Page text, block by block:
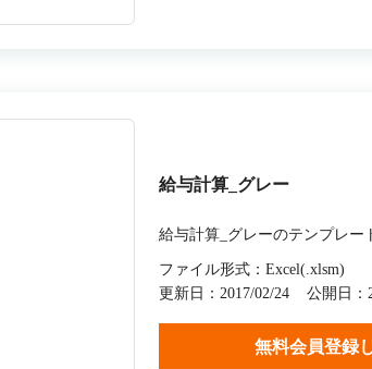
給与計算_グレー
給与計算_グレーのテンプレー
ファイル形式：Excel(.xlsm)
更新日：2017/02/24
公開日：
無料会員登録